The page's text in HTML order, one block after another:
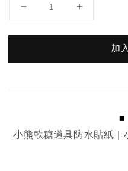
加
◼︎
小熊軟糖道具防水貼紙